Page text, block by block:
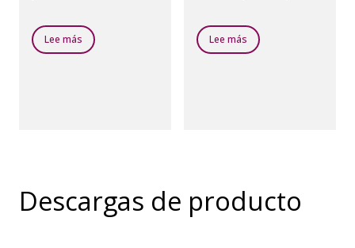
audífonos. Y su batería
dura hasta 10 horas.
Lee más
llevar el EduMic
cómodamente
alrededor del cuello.
Lee más
Descargas de producto